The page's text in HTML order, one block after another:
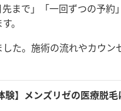
まで」「一回ずつの予
。
た。施術の流れやカウ
験】メンズリゼの医療脱